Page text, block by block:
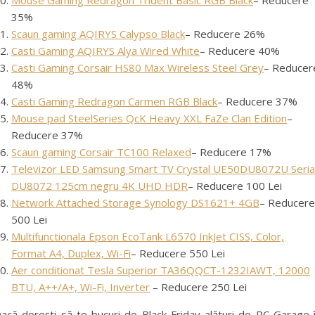
35%
Scaun gaming AQIRYS Calypso Black– Reducere 26%
Casti Gaming AQIRYS Alya Wired White– Reducere 40%
Casti Gaming Corsair HS80 Max Wireless Steel Grey–
48%
Casti Gaming Redragon Carmen RGB Black– Reducere 37%
Mouse pad SteelSeries QcK Heavy XXL FaZe Clan Edition–
Reducere 37%
Scaun gaming Corsair TC100 Relaxed– Reducere 17%
Televizor LED Samsung Smart TV Crystal UE50DU8072U Seria
DU8072 125cm negru 4K UHD HDR– Reducere 100 Lei
Network Attached Storage Synology DS1621+ 4GB– Reducere
500 Lei
Multifunctionala Epson EcoTank L6570 InkJet CISS, Color,
Format A4, Duplex, Wi-Fi– Reducere 550 Lei
Aer conditionat Tesla Superior TA36QQCT-1232IAWT, 12000
BTU, A++/A+, Wi-Fi, Inverter – Reducere 250 Lei